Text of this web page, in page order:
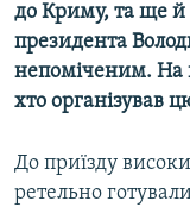
Усі сайти RFE/
до Криму, та ще й
президента
непоміченим. На
хто організував
До приїзду
ретельно